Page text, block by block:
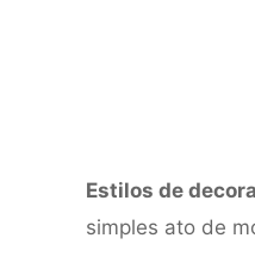
Estilos de
simples ato de